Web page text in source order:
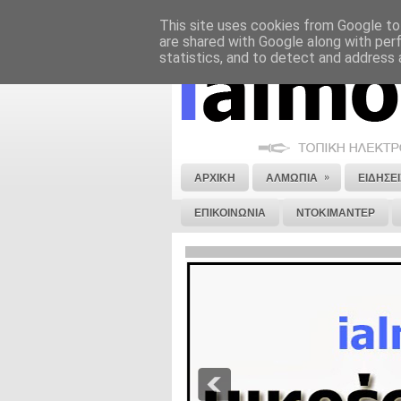
ΝΟΜΙΚΗ ΣΗΜΕΙΩΣΗ ΔΙΑΦΗΜΙΣΗ
ΑΡΧΙΚΗ ΑΛΜΩΠΙΑ »
ΕΠΙΚΟΙΝΩΝΙΑ ΝΤΟΚΙΜΑΝΤΕΡ
This site uses cookies from Google
are shared with Google along with
statistics, and to detect and address